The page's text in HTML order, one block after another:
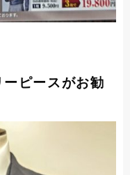
ピースがお勧